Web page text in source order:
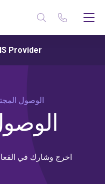
Provider
الوصول
اخرج وشارك في